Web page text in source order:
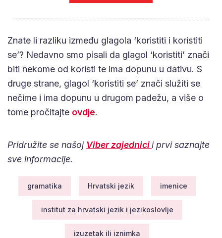
Znate li razliku između glagola ‘koristiti i koristiti
se’? Nedavno smo pisali da glagol ‘koristiti’ znači
biti nekome od koristi te ima dopunu u dativu. S
druge strane, glagol ‘koristiti se’ znači služiti se
nečime i ima dopunu u drugom padežu, a više o
tome pročitajte ovdje.
Pridružite se našoj Viber zajednicii prvi saznajte
sve informacije.
gramatika Hrvatski jezik imenice
institut za hrvatski jezik i jezikoslovlje
izuzetak ili iznimka